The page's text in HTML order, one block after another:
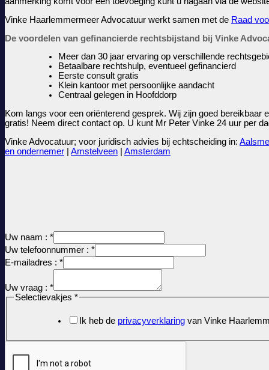
Vinke Haarlemmermeer Advocatuur werkt samen met de Raad
De voordelen van gefinancierde rechtsbijstand bij Vinke
Meer dan 30 jaar ervaring op verschillende
Betaalbare rechtshulp, eventueel gefinancierd
Eerste consult gratis
Klein kantoor met persoonlijke aandacht
Centraal gelegen in Hoofddorp
Kom langs voor een oriënterend gesprek. Wij zijn goed
gratis! Neem direct contact op. U kunt Mr Peter Vinke 24 uur per
Vinke Advocatuur; voor juridisch advies bij echtscheiding in:
en ondernemer
Amstelveen Amsterdam
Uw naam : *
Uw telefoonnummer : *
E-mailadres : *
Uw vraag : *
Selectievakjes*
Ik heb de privacyverklaringvan Vinke